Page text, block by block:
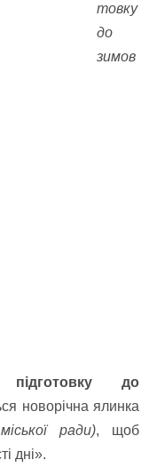
товку
до
зимов
підготовку до
новорічна ялинка
ради), щоб
дні».